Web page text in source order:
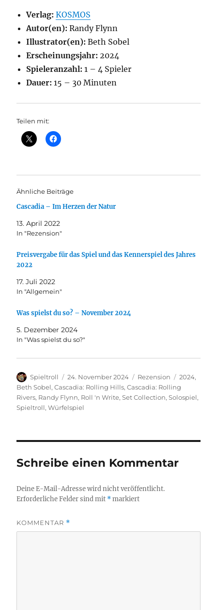
Verlag: KOSMOS
Autor(en): Randy Flynn
Illustrator(en): Beth Sobel
Erscheinungsjahr: 2024
Spieleranzahl: 1 – 4 Spieler
Dauer: 15 – 30 Minuten
Teilen mit:
Ähnliche Beiträge
Cascadia – Im Herzen der Natur
13. April 2022
In "Rezension"
Preisvergabe für das Spiel und das Kennerspiel des Jahres
2022
17. Juli 2022
In "Allgemein"
Was spielst du so? – November 2024
5. Dezember 2024
In "Was spielst du so?"
Autor
Spieltroll
Veröffentlicht
am
24. November 2024 Kategorien
Rezension 2024,
Beth Sobel,Cascadia: Rolling Hills,Cascadia: Rolling
Rivers, Randy Flynn, Roll 'n Write,Set Collection,Solospiel,
Spieltroll,Würfelspiel
Schreibe einen Kommentar
Deine E-Mail-Adresse wird nicht veröffentlicht.
Erforderliche Felder sind mit *markiert
KOMMENTAR *